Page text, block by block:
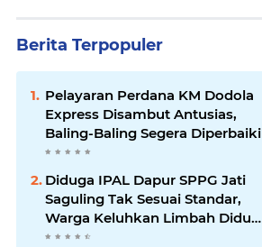
Berita Terpopuler
Pelayaran Perdana KM Dodola
Express Disambut Antusias,
Baling-Baling Segera Diperbaiki
Diduga IPAL Dapur SPPG Jati
Saguling Tak Sesuai Standar,
Warga Keluhkan Limbah Diduga
Mengalir ke Sungai